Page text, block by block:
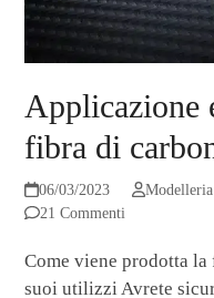
Applicazione
fibra di
06/03/2023
21 Commenti
Come viene prodotta
suoi utilizzi Avrete